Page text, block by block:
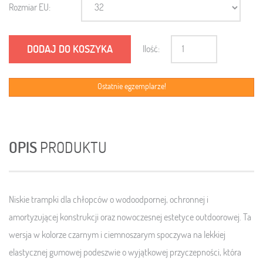
Rozmiar EU:
DODAJ DO KOSZYKA Ilość:
Ostatnie egzemplarze!
OPIS PRODUKTU
Niskie trampki dla chłopców o wodoodpornej, ochronnej i
amortyzującej konstrukcji oraz nowoczesnej estetyce outdoorowej. Ta
wersja w kolorze czarnym i ciemnoszarym spoczywa na lekkiej
elastycznej gumowej podeszwie o wyjątkowej przyczepności, która